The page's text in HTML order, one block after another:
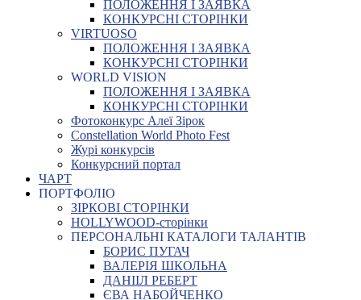
ПОЛОЖЕННЯ І ЗАЯВКА
КОНКУРСНІ СТОРІНКИ
VIRTUOSO
ПОЛОЖЕННЯ І ЗАЯВКА
КОНКУРСНІ СТОРІНКИ
WORLD VISION
ПОЛОЖЕННЯ І ЗАЯВКА
КОНКУРСНІ СТОРІНКИ
Фотоконкурс Алеї Зірок
Constellation World Photo Fest
Журі конкурсів
Конкурсний портал
ЧАРТ
ПОРТФОЛІО
ЗІРКОВІ СТОРІНКИ
HOLLYWOOD-сторінки
ПЕРСОНАЛЬНІ КАТАЛОГИ ТАЛАНТІВ
БОРИС ПУГАЧ
ВАЛЕРІЯ ШКОЛЬНА
ДАНІІЛ РЕБЕРТ
ЄВА НАБОЙЧЕНКО